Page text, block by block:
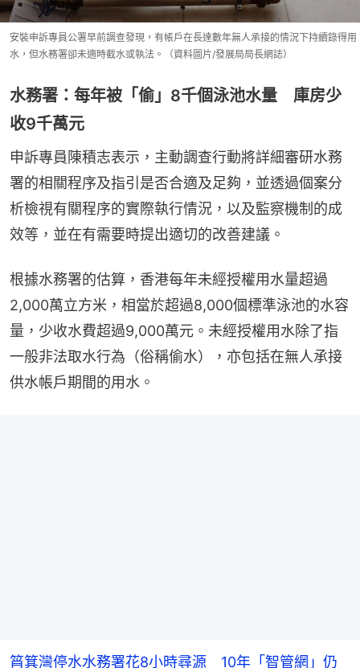
安裝申訴專員公署早前調查發現，有帳戶在長達數年無人承接的情況下持續錄得用
水，但水務署卻未適時截水或執法。（資料圖片/發展局局長網誌）
水務署：每年被「偷」8千個泳池水量 庫房少
收9千萬元
申訴專員陳積志表示，主動調查行動將詳細審研水務
署的相關程序及指引是否合適及足夠，並透過個案分
析檢視有關程序的實際執行情況，以及監察機制的成
效等，並在有需要時提出適切的改善建議。
根據水務署的估算，香港每年未經授權用水量超過
2,000萬立方米，相當於超過8,000個標準泳池的水容
量，少收水費超過9,000萬元。未經授權用水除了指
一般非法取水行為（俗稱偷水），亦包括在無人承接
供水帳戶期間的用水。
筲箕灣停水水務署花8小時尋源 10年「智管網」仍